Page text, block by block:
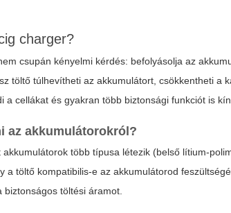
charger?
csupán kényelmi kérdés: befolyásolja az
töltő túlhevítheti az akkumulátort, csökkentheti a
a cellákat és gyakran több biztonsági funkciót is
az akkumulátorokról?
több típusa létezik (belső lítium-
a töltő kompatibilis-e az akkumulátorod
töltési áramot.